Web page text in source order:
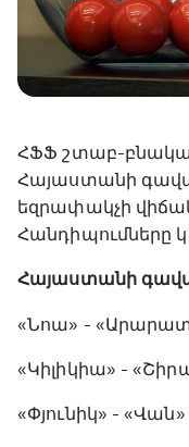
ՀՖՖ շտաբ-
Հայաստանի
եզրափակչի
Հանդիպումները
Հայաստանի
«Նոա» -
«Կիլիկիա» -
«Փյունիկ» - «Վան»